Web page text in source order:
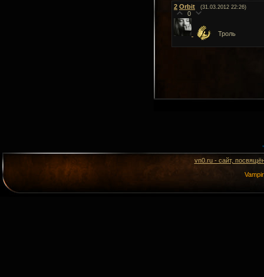
2 Orbit (31.03.2012 22:26)
0
Троль
vn0.ru - сайт,